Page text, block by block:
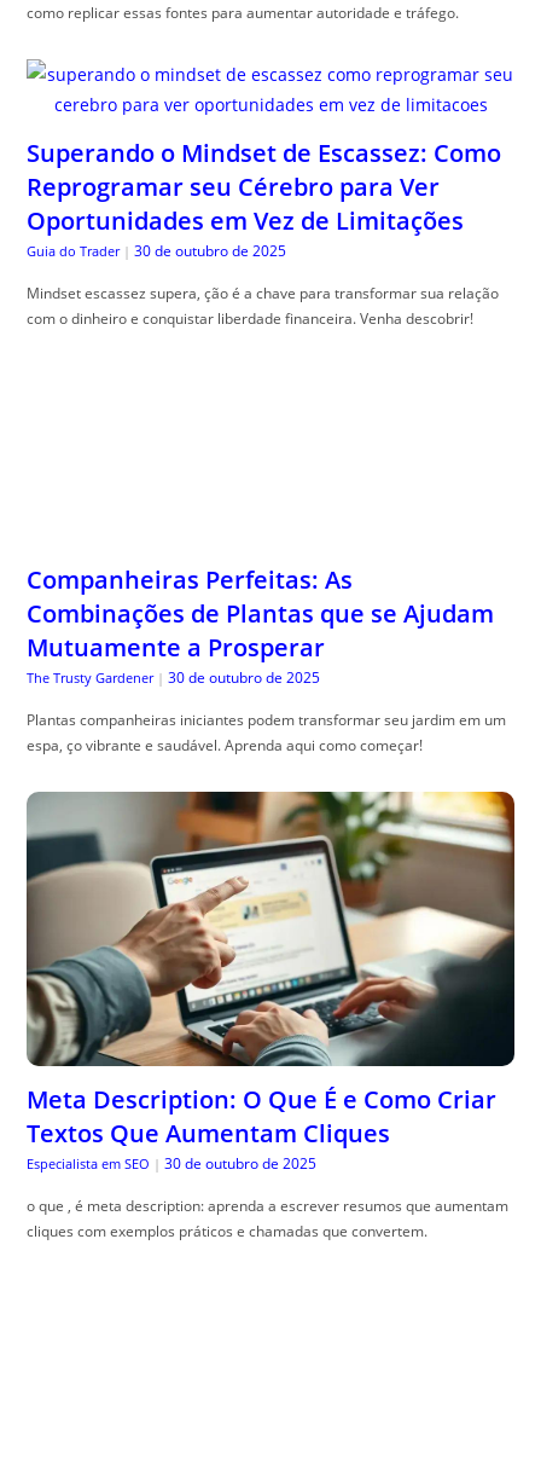
como replicar essas fontes para aumentar autoridade e tráfego.
Superando o Mindset de Escassez: Como
Reprogramar seu Cérebro para Ver
Oportunidades em Vez de Limitações
Guia do Trader | 30 de outubro de 2025
Mindset escassez supera, ção é a chave para transformar sua relação
com o dinheiro e conquistar liberdade financeira. Venha descobrir!
Companheiras Perfeitas: As
Combinações de Plantas que se Ajudam
Mutuamente a Prosperar
The Trusty Gardener | 30 de outubro de 2025
Plantas companheiras iniciantes podem transformar seu jardim em um
espa, ço vibrante e saudável. Aprenda aqui como começar!
Meta Description: O Que É e Como Criar
Textos Que Aumentam Cliques
Especialista em SEO | 30 de outubro de 2025
o que , é meta description: aprenda a escrever resumos que aumentam
cliques com exemplos práticos e chamadas que convertem.